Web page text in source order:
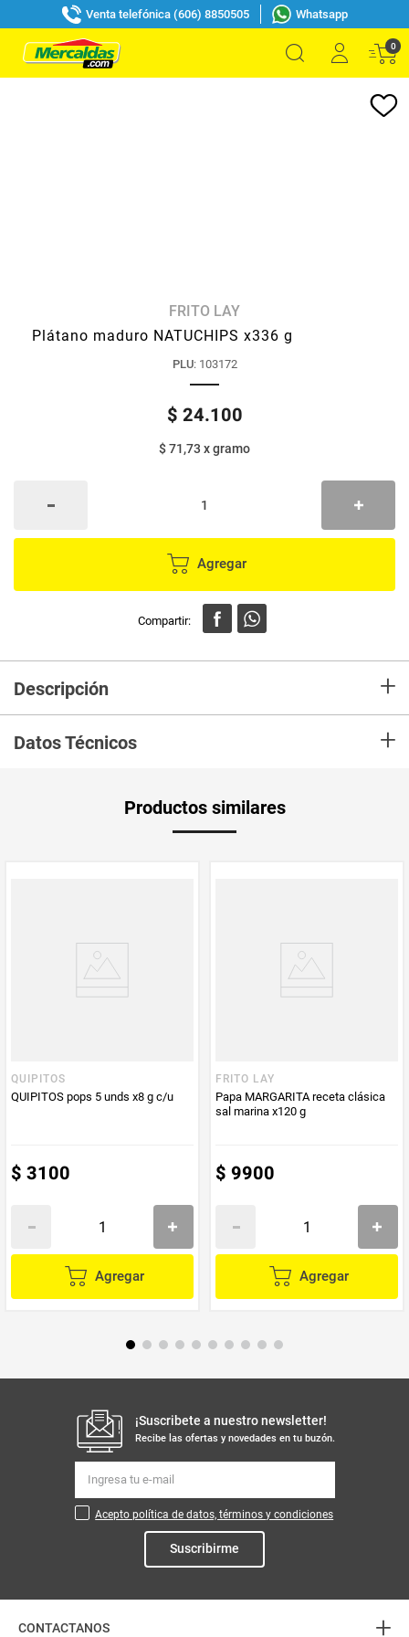
Venta telefónica (606) 8850505 Whatsapp
0
FRITO LAY
Plátano maduro NATUCHIPS x336 g
PLU: 103172
$ 24.100
$ 71,73 xgramo
Agregar
Descripción +
rebanados. ¡Disfrute de la marca de chips de plátano favorita de América
Latina, ahora disponible en los Estados Unidos!
Datos Técnicos +
Producto (kg)
Productos similares
QUIPITOS
QUIPITOS pops 5 unds x8 g c/u
$ 3100
Agregar
FRITO LAY
Papa MARGARITA receta clásica
sal marina x120 g
$ 9900
Agregar
¡Suscribete a nuestro newsletter!
Recibe las ofertas y novedades en tu buzón.
Acepto política de datos, términos y condiciones
Suscribirme
CONTACTANOS +